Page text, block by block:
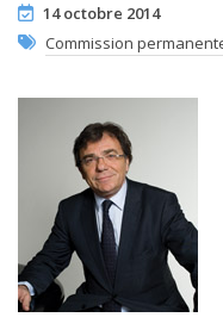
14 octobre 2014
Commission